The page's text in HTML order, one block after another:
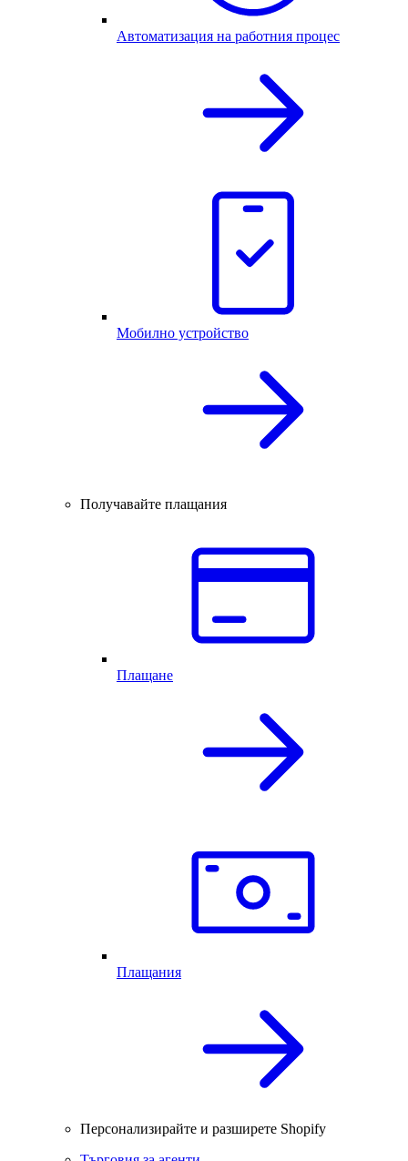
Автоматизация на работния процес
Мобилно устройство
Получавайте плащания
Плащане
Плащания
Персонализирайте и разширете Shopify